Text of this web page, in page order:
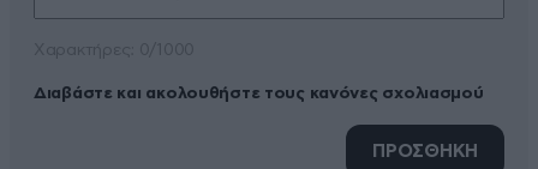
Διαβάστε και ακολουθήστε τους κανόνες σχολιασμού
ΠΡΟΣΘΗΚΗ